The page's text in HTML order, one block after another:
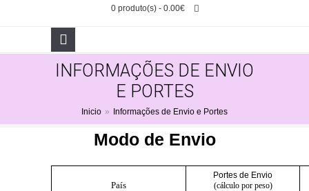
0 produto(s) - 0.00€
INFORMAÇÕES DE ENVIO
E PORTES
Inicio » Informações de Envio e Portes
Modo de Envio
País
Portes de Envio
(cálculo por peso)